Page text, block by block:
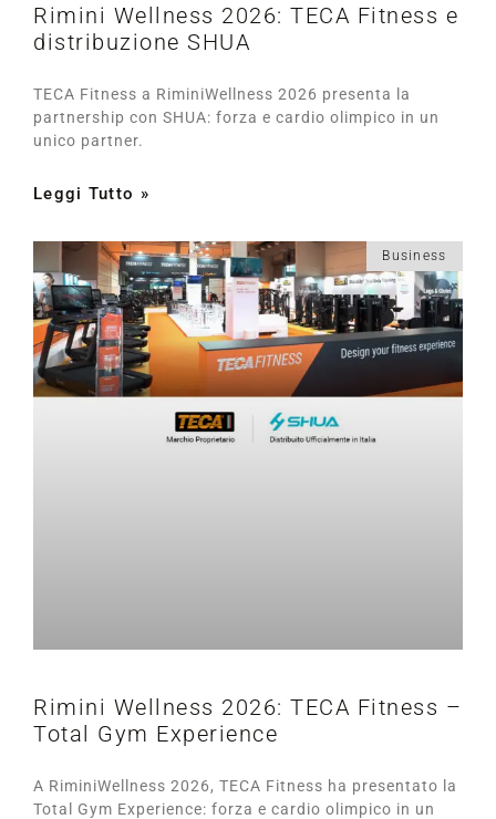
Rimini Wellness 2026: TECA Fitness e
distribuzione SHUA
TECA Fitness a RiminiWellness 2026 presenta la
partnership con SHUA: forza e cardio olimpico in un
unico partner.
Leggi Tutto »
Business
Rimini Wellness 2026: TECA Fitness –
Total Gym Experience
A RiminiWellness 2026, TECA Fitness ha presentato la
Total Gym Experience: forza e cardio olimpico in un